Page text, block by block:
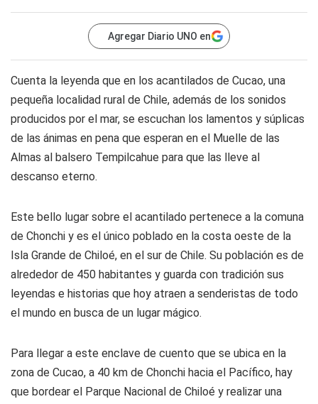
Agregar Diario UNO en
Cuenta la leyenda que en los acantilados de Cucao, una
pequeña localidad rural de Chile, además de los sonidos
producidos por el mar, se escuchan los lamentos y súplicas
de las ánimas en pena que esperan en el Muelle de las
Almas al balsero Tempilcahue para que las lleve al
descanso eterno.
Este bello lugar sobre el acantilado pertenece a la comuna
de Chonchi y es el único poblado en la costa oeste de la
Isla Grande de Chiloé, en el sur de Chile. Su población es de
alrededor de 450 habitantes y guarda con tradición sus
leyendas e historias que hoy atraen a senderistas de todo
el mundo en busca de un lugar mágico.
Para llegar a este enclave de cuento que se ubica en la
zona de Cucao, a 40 km de Chonchi hacia el Pacífico, hay
que bordear el Parque Nacional de Chiloé y realizar una